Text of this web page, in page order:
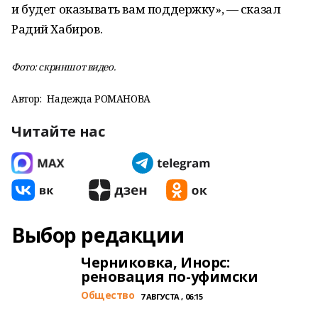
и будет оказывать вам поддержку», — сказал
Радий Хабиров.
Фото: скриншот видео.
Автор: Надежда РОМАНОВА
Читайте нас
Выбор редакции
Черниковка, Инорс:
реновация по-уфимски
Общество 7 АВГУСТА , 06:15